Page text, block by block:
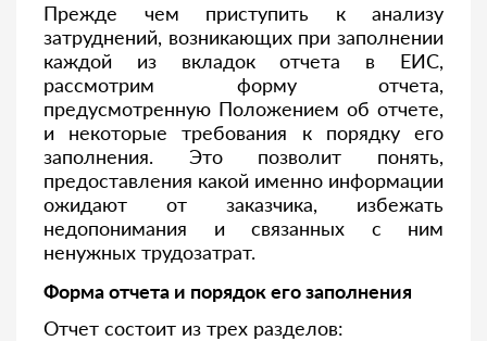
Прежде чем приступить к анализу
затруднений, возникающих при заполнении
каждой из вкладок отчета в ЕИС,
рассмотрим форму отчета,
предусмотренную Положением об отчете,
и некоторые требования к порядку его
заполнения. Это позволит понять,
предоставления какой именно информации
ожидают от заказчика, избежать
недопонимания и связанных с ним
ненужных трудозатрат.
Форма отчета и порядок его заполнения
Отчет состоит из трех разделов: